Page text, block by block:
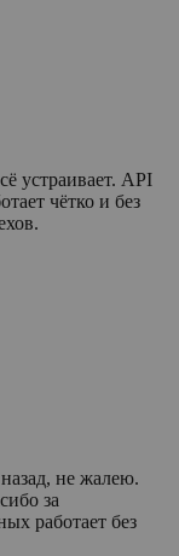
устраивает. API
чётко и без
не жалею.
за
работает без